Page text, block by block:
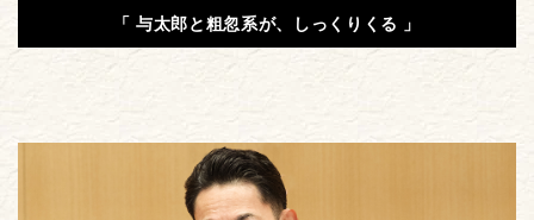
「 与太郎と粗忽系が、しっくりくる 」